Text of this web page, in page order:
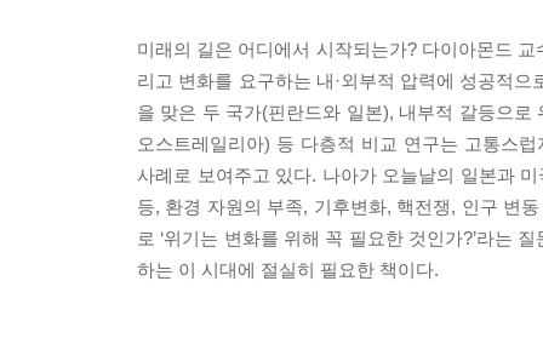
미래의 길은 어디에서 시작되는가? 다이아몬드
리고 변화를 요구하는 내·외부적 압력에 성공적
을 맞은 두 국가(핀란드와 일본), 내부적 갈등으
오스트레일리아) 등 다층적 비교 연구는 고통스
사례로 보여주고 있다. 나아가 오늘날의 일본과
등, 환경 자원의 부족, 기후변화, 핵전쟁, 인구 변
로 ‘위기는 변화를 위해 꼭 필요한 것인가?’라는
하는 이 시대에 절실히 필요한 책이다.